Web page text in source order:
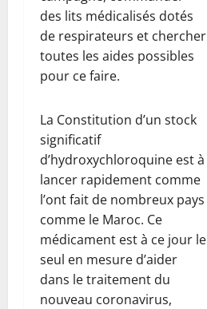
des lits médicalisés dotés
de respirateurs et chercher
toutes les aides possibles
pour ce faire.
La Constitution d’un stock
significatif
d’hydroxychloroquine est à
lancer rapidement comme
l’ont fait de nombreux pays
comme le Maroc. Ce
médicament est à ce jour le
seul en mesure d’aider
dans le traitement du
nouveau coronavirus,